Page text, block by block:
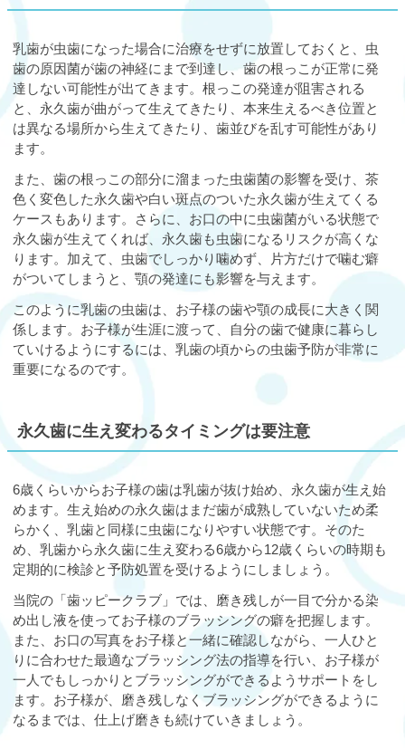
乳歯が虫歯になった場合に治療をせずに放置しておくと、虫
歯の原因菌が歯の神経にまで到達し、歯の根っこが正常に発
達しない可能性が出てきます。根っこの発達が阻害される
と、永久歯が曲がって生えてきたり、本来生えるべき位置と
は異なる場所から生えてきたり、歯並びを乱す可能性があり
ます。
また、歯の根っこの部分に溜まった虫歯菌の影響を受け、茶
色く変色した永久歯や白い斑点のついた永久歯が生えてくる
ケースもあります。さらに、お口の中に虫歯菌がいる状態で
永久歯が生えてくれば、永久歯も虫歯になるリスクが高くな
ります。加えて、虫歯でしっかり噛めず、片方だけで噛む癖
がついてしまうと、顎の発達にも影響を与えます。
このように乳歯の虫歯は、お子様の歯や顎の成長に大きく関
係します。お子様が生涯に渡って、自分の歯で健康に暮らし
ていけるようにするには、乳歯の頃からの虫歯予防が非常に
重要になるのです。
永久歯に生え変わるタイミングは要注意
6歳くらいからお子様の歯は乳歯が抜け始め、永久歯が生え始
めます。生え始めの永久歯はまだ歯が成熟していないため柔
らかく、乳歯と同様に虫歯になりやすい状態です。そのた
め、乳歯から永久歯に生え変わる6歳から12歳くらいの時期も
定期的に検診と予防処置を受けるようにしましょう。
当院の「歯ッピークラブ」では、磨き残しが一目で分かる染
め出し液を使ってお子様のブラッシングの癖を把握します。
また、お口の写真をお子様と一緒に確認しながら、一人ひと
りに合わせた最適なブラッシング法の指導を行い、お子様が
一人でもしっかりとブラッシングができるようサポートをし
ます。お子様が、磨き残しなくブラッシングができるように
なるまでは、仕上げ磨きも続けていきましょう。